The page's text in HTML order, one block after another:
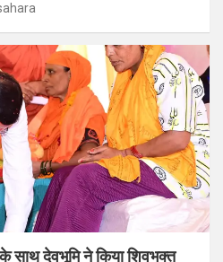
साथ देवभूमि ने किया शिवभक्त